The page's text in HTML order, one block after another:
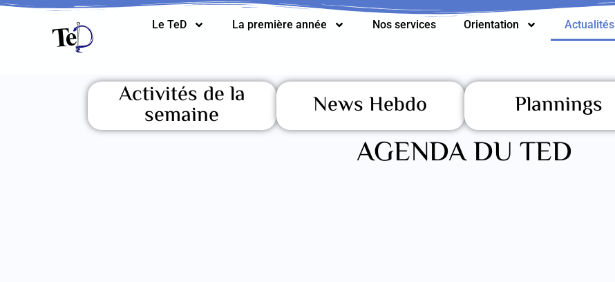
Le TeD La première année Nos services Orientation Actualités
Activités de la
semaine News Hebdo Plannings
AGENDA DU TED